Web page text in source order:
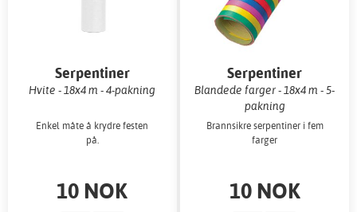
Serpentiner
Hvite - 18x4 m - 4-pakning
Enkel måte å krydre festen
på.
10 NOK
Serpentiner
Blandede farger - 18x4 m - 5-
pakning
Brannsikre serpentiner i fem
farger
10 NOK